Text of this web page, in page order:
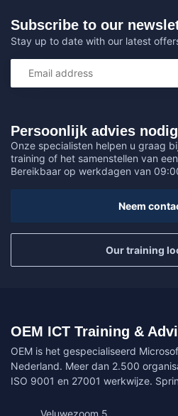
Persoonlijk advies
Onze specialisten helpen u graag
training of het samenstellen van
Bereikbaar op werkdagen van
Neem
Our training
Subscribe to our
Stay up to date with our latest
OEM ICT Training &
OEM is het gespecialiseerd
Nederland. Meer dan 2.500
ISO 9001 en 27001 werkwijze.